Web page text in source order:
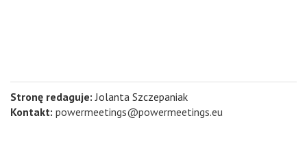
Stronę redaguje: Jolanta Szczepaniak
Kontakt: powermeetings@powermeetings.eu